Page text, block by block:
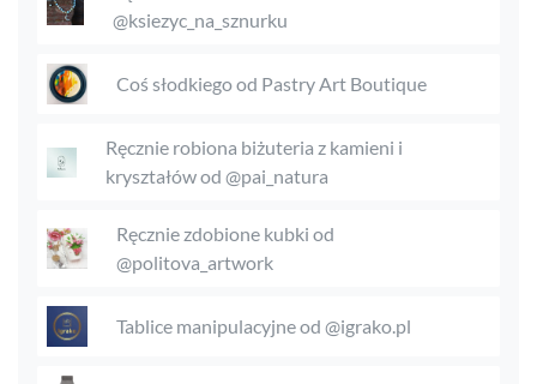
@ksiezyc_na_sznurku
Coś słodkiego od Pastry Art Boutique
Ręcznie robiona biżuteria z kamieni i
kryształów od @pai_natura
Ręcznie zdobione kubki od
@politova_artwork
Tablice manipulacyjne od @igrako.pl